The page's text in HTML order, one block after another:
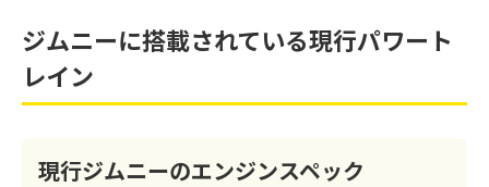
ジムニーに搭載されている現行パワート
レイン
現行ジムニーのエンジンスペック